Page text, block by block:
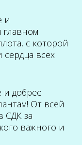
и
с которой
всех
и добрее
От всей
СДК за
важного и